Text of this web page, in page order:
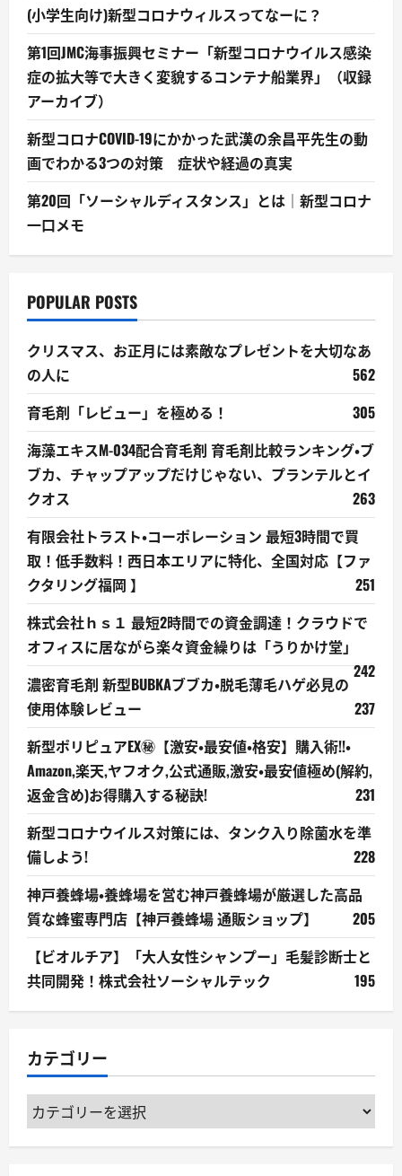
(小学生向け)新型コロナウィルスってなーに？
第1回JMC海事振興セミナー「新型コロナウイルス感染
症の拡大等で大きく変貌するコンテナ船業界」（収録
アーカイブ）
新型コロナCOVID-19にかかった武漢の余昌平先生の動
画でわかる3つの対策 症状や経過の真実
第20回「ソーシャルディスタンス」とは｜新型コロナ
一口メモ
POPULAR POSTS
クリスマス、お正月には素敵なプレゼントを大切なあ
の人に
562
育毛剤「レビュー」を極める！
305
海藻エキスM-034配合育毛剤 育毛剤比較ランキング・ブ
ブカ、チャップアップだけじゃない、プランテルとイ
クオス
263
有限会社トラスト・コーポレーション 最短3時間で買
取！低手数料！西日本エリアに特化、全国対応【ファ
クタリング福岡 】
251
株式会社ｈｓ１ 最短2時間での資金調達！クラウドで
オフィスに居ながら楽々資金繰りは「うりかけ堂」
242
濃密育毛剤 新型BUBKAブブカ・脱毛薄毛ハゲ必見の
使用体験レビュー
237
新型ポリピュアEX㊙【激安・最安値・格安】購入術!!・
Amazon,楽天,ヤフオク,公式通販,激安・最安値極め(解約,
返金含め)お得購入する秘訣!
231
新型コロナウイルス対策には、タンク入り除菌水を準
備しよう!
228
神戸養蜂場・養蜂場を営む神戸養蜂場が厳選した高品
質な蜂蜜専門店【神戸養蜂場 通販ショップ】
205
【ビオルチア】「大人女性シャンプー」毛髪診断士と
共同開発！株式会社ソーシャルテック
195
カテゴリー
カ
テ